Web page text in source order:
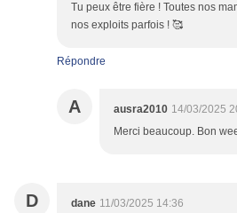
Tu peux être fière ! Toutes nos
nos exploits parfois ! 🥰
Répondre
A ausra2010 14/03/2025
Merci beaucoup. Bon
D dane 11/03/2025 14:36